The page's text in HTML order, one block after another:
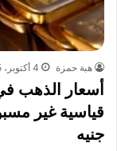
هبة حمزة 4 أكتوبر، 2025
أسعار الذهب
جنيه